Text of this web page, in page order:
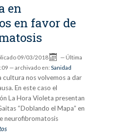
en
en favor de
09/03/2018 — Última
— archivado en: Sanidad
cultura nos volvemos a dar
En este caso el
La Hora Violeta presentan
“Doblando el Mapa” en
neurofibromatosis